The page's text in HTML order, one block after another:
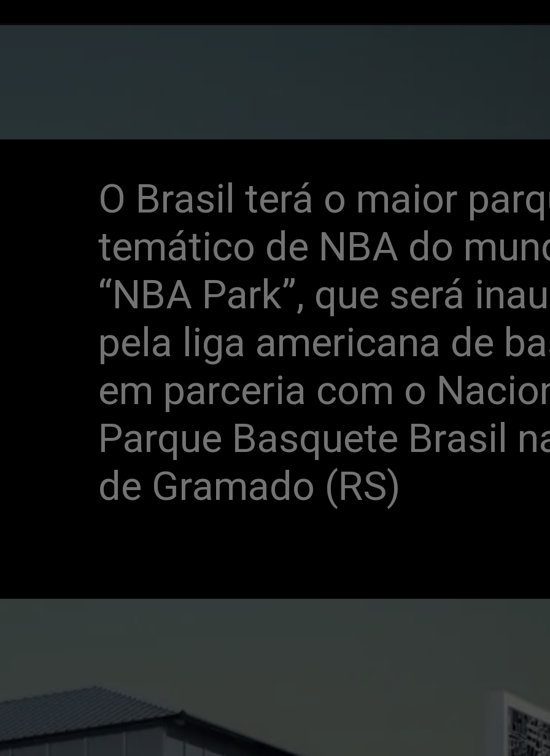
O Brasil terá o maior
temático de NBA do
“NBA Park”, que será
pela liga americana de
em parceria com o
Parque Basquete Brasil
de Gramado (RS)